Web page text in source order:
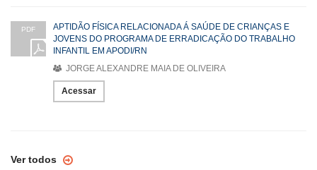
PDF
APTIDÃO FÍSICA RELACIONADA Á SAÚDE DE CRIANÇAS E
JOVENS DO PROGRAMA DE ERRADICAÇÃO DO TRABALHO
INFANTIL EM APODI/RN
JORGE ALEXANDRE MAIA DE OLIVEIRA
Acessar
Ver todos